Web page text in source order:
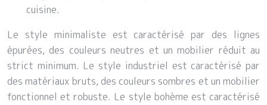
cuisine.
Le style minimaliste est caractérisé par des lignes
épurées, des couleurs neutres et un mobilier réduit au
strict minimum. Le style industriel est caractérisé par
des matériaux bruts, des couleurs sombres et un mobilier
fonctionnel et robuste. Le style bohème est caractérisé